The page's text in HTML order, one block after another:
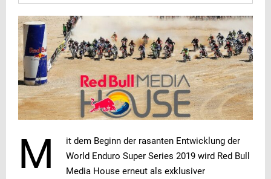
M
it dem Beginn der rasanten Entwicklung der
World Enduro Super Series 2019 wird Red Bull
Media House erneut als exklusiver